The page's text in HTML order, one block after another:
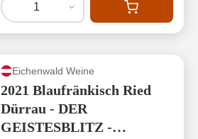
1
Eichenwald Weine
2021 Blaufränkisch Ried
Dürrau - DER
GEISTESBLITZ -